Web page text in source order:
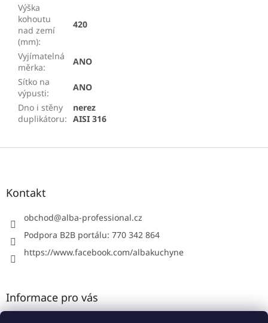
Výška
kohoutu
nad zemí
(mm):
420
Vyjímatelná
měrka:
ANO
Sítko na
výpusti:
ANO
Dno i stěny
duplikátoru:
nerez
AISI 316
Z
Kontakt
obchod@alba-professional.cz
Podpora B2B portálu: 770 342 864
https://www.facebook.com/albakuchyne
Informace pro vás